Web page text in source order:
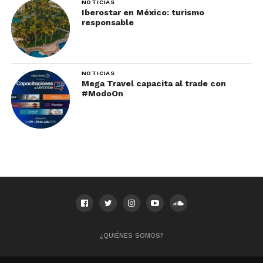
NOTICIAS
Iberostar en México: turismo
responsable
NOTICIAS
Mega Travel capacita al trade con
#ModoOn
¿QUIÉNES SOMOS?